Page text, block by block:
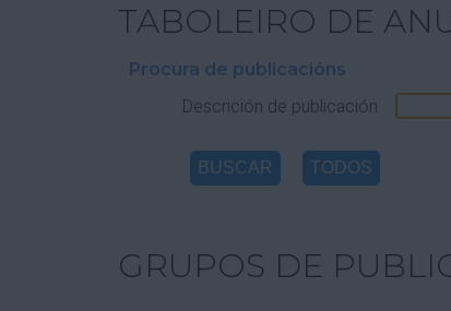
TABOLEIRO DE
Procura de publicacións
Descrición de publicación
GRUPOS DE